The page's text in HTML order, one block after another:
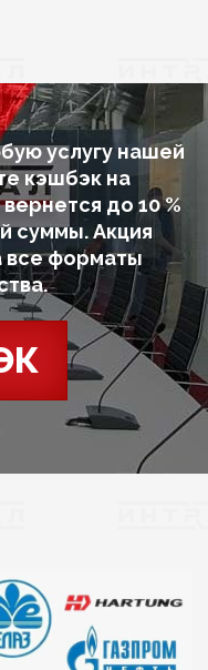
услугу нашей
кэшбэк на
до 10 %
суммы. Акция
все форматы